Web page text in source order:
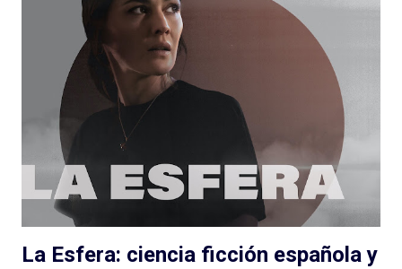
entrevista con dos hosts que hablan mucho puede salir bien? Si
escuchan, si preguntan, hacen reír, hacen pensar y logran
meter en zona sillón a todas las personas que pasan por el
ciclo, funciona muy bien lo que hacen Alejandro Cardona y
Sebastián Rojas en este podcast que parece de conversación
pero (por suerte) no lo es. Muchos minutos de entrevista
condensados en alrededor de una hora (y monedas) con
personas que podés conocer de una cosa y nos hablan de otra,
de una muy...
La Esfera: ciencia ficción española y